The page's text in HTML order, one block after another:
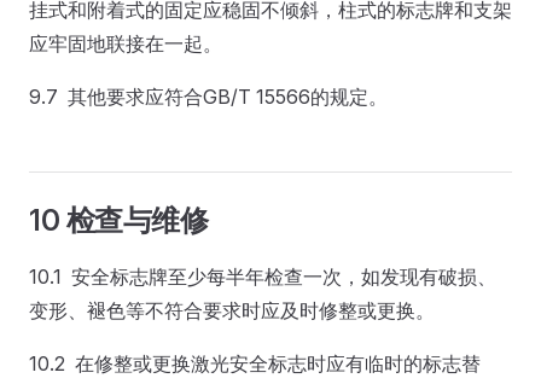
挂式和附着式的固定应稳固不倾斜，柱式的标志牌和支架
应牢固地联接在一起。
9.7 其他要求应符合GB/T 15566的规定。
10 检查与维修
10.1 安全标志牌至少每半年检查一次，如发现有破损、
变形、褪色等不符合要求时应及时修整或更换。
10.2 在修整或更换激光安全标志时应有临时的标志替